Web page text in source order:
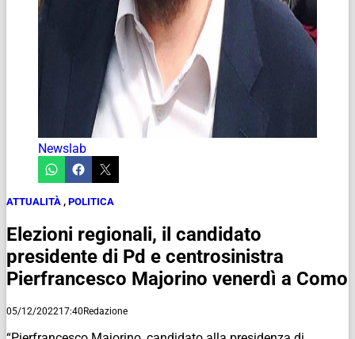
Newslab
ATTUALITÀ , POLITICA
Elezioni regionali, il candidato
presidente di Pd e centrosinistra
Pierfrancesco Majorino venerdì a Como
05/12/202217:40Redazione